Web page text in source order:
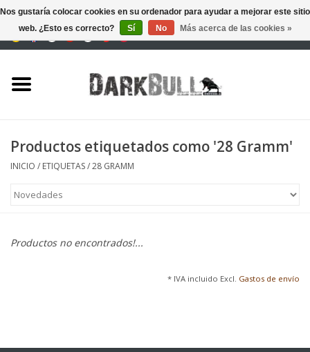
de tiro
equipo táctico
Óptica y Láseres
Marcas
Productos etiquetados como '28 Gramm'
INICIO / ETIQUETAS/28 GRAMM
Productos no encontrados!...
* IVA incluido Excl. Gastos de envío
Nos gustaría colocar cookies en su ordenador para ayudar a mejorar este sitio
web. ¿Esto es correcto?
Sí No Más acerca de las cookies »